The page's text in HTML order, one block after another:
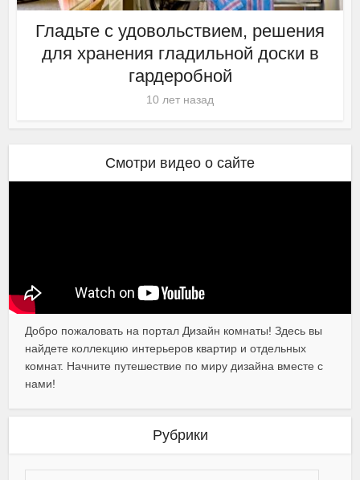
Гладьте с удовольствием, решения
для хранения гладильной доски в
гардеробной
10 лет назад
Смотри видео о сайте
Добро пожаловать на портал Дизайн комнаты! Здесь вы
найдете коллекцию интерьеров квартир и отдельных
комнат. Начните путешествие по миру дизайна вместе с
нами!
Рубрики